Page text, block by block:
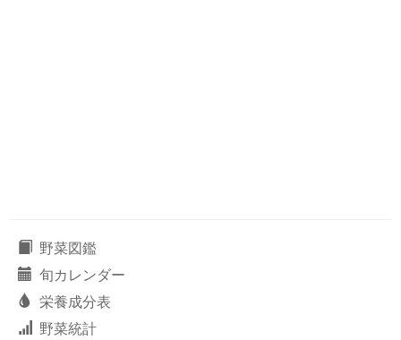
野菜図鑑
旬カレンダー
栄養成分表
野菜統計